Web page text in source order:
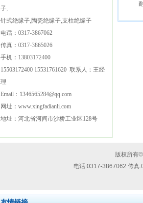
子,
针式绝缘子,陶瓷绝缘子,支柱绝缘子
电话： 0317-3867062
传真： 0317-3865026
手机： 13803172400
15503172400 15531761620 联系人：王经
理
Email： 1346565284@qq.com
网址： www.xingfadianli.com
地址： 河北省河间市沙桥工业区128号
版权所有
电话:0317-3867062 传真: